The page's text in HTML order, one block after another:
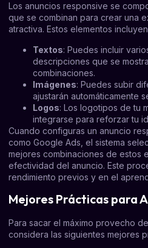
Los anuncios responsive se
que se combinan para crear una
atractiva. Estos elementos
Textos: Puedes incluir
descripciones que se
combinaciones.
Imágenes: Puedes subir
ajustarán automáticamente
Logos: Los logotipos de tu
integrarse para reforzar tu
Cuando configuras un anuncio
como Google Ads, el sistema
mejores combinaciones de estos
efectividad del anuncio. Este
rendimiento previos y en el
Mejores Prácticas para
Para sacar el máximo provecho
considera las siguientes mejores